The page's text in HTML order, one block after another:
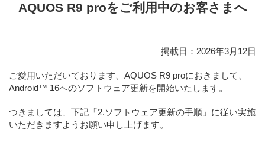
AQUOS R9 proをご利用中のお客さまへ
掲載日：2026年3月12日
ご愛用いただいております、AQUOS R9 proにおきまして、
Android™ 16へのソフトウェア更新を開始いたします。
つきましては、下記「2.ソフトウェア更新の手順」に従い実施
いただきますようお願い申し上げます。